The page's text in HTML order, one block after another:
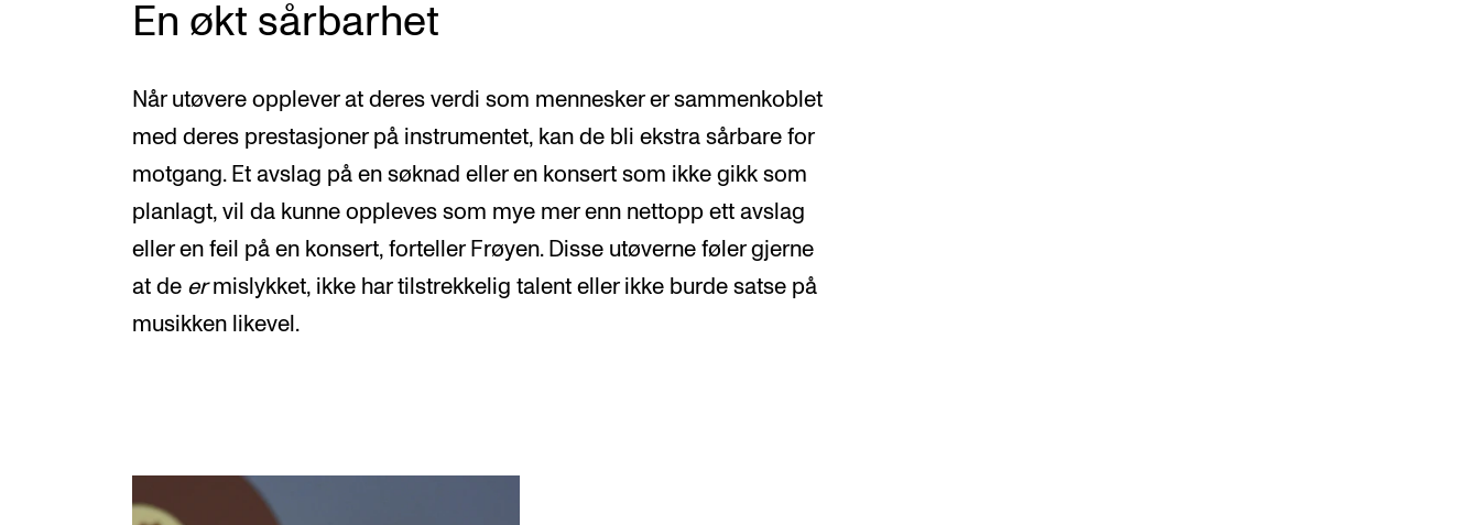
En økt sårbarhet
Når utøvere opplever at deres verdi som mennesker er sammenkoblet
med deres prestasjoner på instrumentet, kan de bli ekstra sårbare for
motgang. Et avslag på en søknad eller en konsert som ikke gikk som
planlagt, vil da kunne oppleves som mye mer enn nettopp ett avslag
eller en feil på en konsert, forteller Frøyen. Disse utøverne føler gjerne
at de ermislykket, ikke har tilstrekkelig talent eller ikke burde satse på
musikken likevel.